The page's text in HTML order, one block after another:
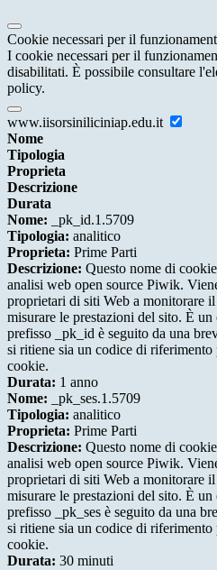
Cookie necessari per il
I cookie necessari per il
disabilitati. È possibile consultare
policy.
www.iisorsiniliciniap.edu.it
Nome
Tipologia
Proprieta
Descrizione
Durata
Nome: _pk_id.1.5709
Tipologia: analitico
Proprieta: Prime Parti
Descrizione: Questo nome di
analisi web open source Piwik.
proprietari di siti Web a monitorare
misurare le prestazioni del sito. È
prefisso _pk_id è seguito da una
si ritiene sia un codice di
cookie.
Durata: 1 anno
Nome: _pk_ses.1.5709
Tipologia: analitico
Proprieta: Prime Parti
Descrizione: Questo nome di
analisi web open source Piwik.
proprietari di siti Web a monitorare
misurare le prestazioni del sito. È
prefisso _pk_ses è seguito da una
si ritiene sia un codice di
cookie.
Durata: 30 minuti